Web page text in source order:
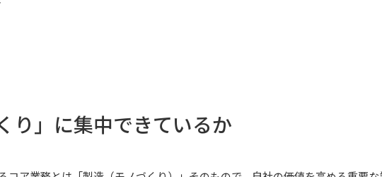
り」に集中できているか